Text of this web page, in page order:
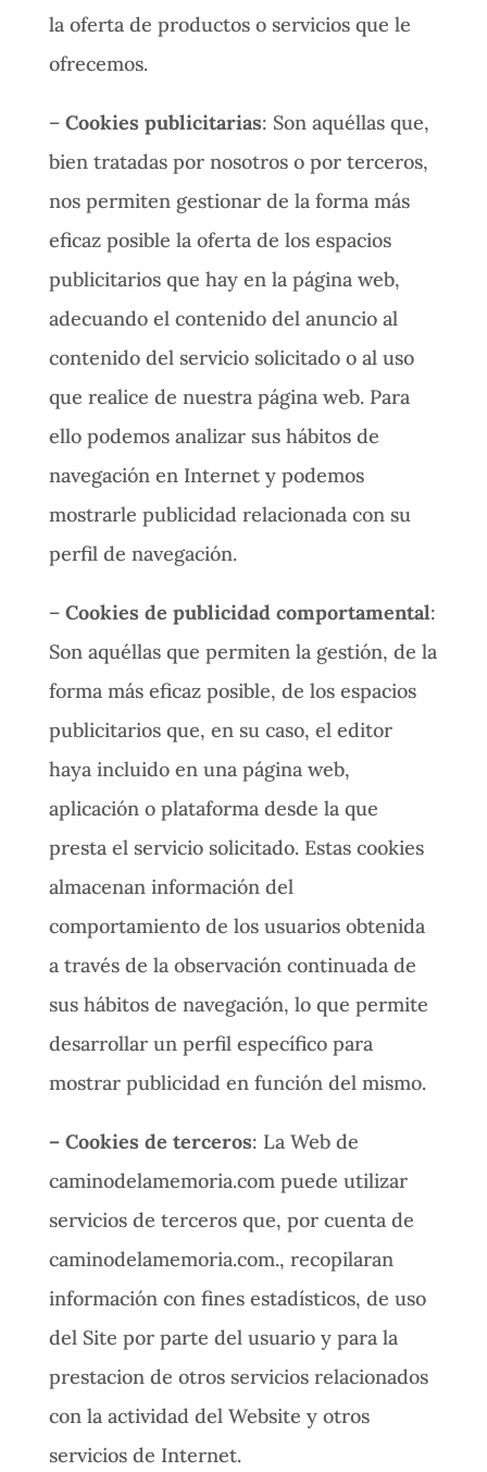
la oferta de productos o servicios que le
ofrecemos.
– Cookies publicitarias: Son aquéllas que,
bien tratadas por nosotros o por terceros,
nos permiten gestionar de la forma más
eficaz posible la oferta de los espacios
publicitarios que hay en la página web,
adecuando el contenido del anuncio al
contenido del servicio solicitado o al uso
que realice de nuestra página web. Para
ello podemos analizar sus hábitos de
navegación en Internet y podemos
mostrarle publicidad relacionada con su
perfil de navegación.
– Cookies de publicidad comportamental:
Son aquéllas que permiten la gestión, de la
forma más eficaz posible, de los espacios
publicitarios que, en su caso, el editor
haya incluido en una página web,
aplicación o plataforma desde la que
presta el servicio solicitado. Estas cookies
almacenan información del
comportamiento de los usuarios obtenida
a través de la observación continuada de
sus hábitos de navegación, lo que permite
desarrollar un perfil específico para
mostrar publicidad en función del mismo.
– Cookies de terceros: La Web de
caminodelamemoria.com puede utilizar
servicios de terceros que, por cuenta de
caminodelamemoria.com., recopilaran
información con fines estadísticos, de uso
del Site por parte del usuario y para la
prestacion de otros servicios relacionados
con la actividad del Website y otros
servicios de Internet.